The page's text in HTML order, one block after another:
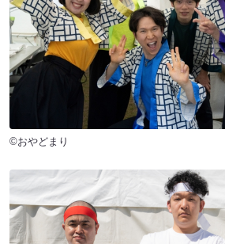
©おやどまり